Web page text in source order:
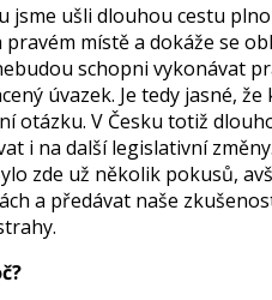
jsme ušli dlouhou cestu
místě a dokáže se
schopni vykonávat
úvazek. Je tedy jasné,
otázku. V Česku totiž
i na další legislativní
zde už několik pokusů,
a předávat naše